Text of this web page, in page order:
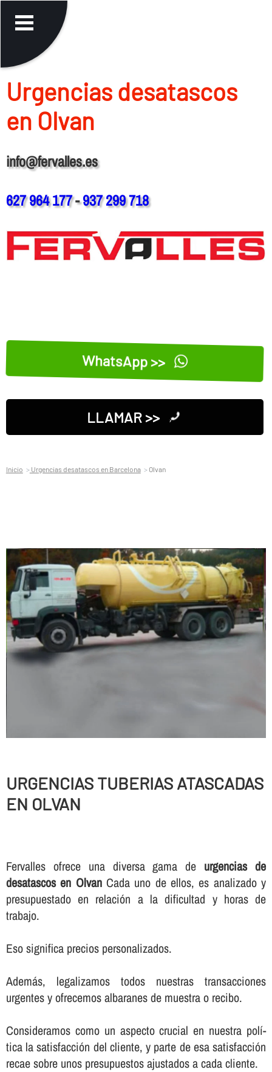
Urgencias desatascos
en Olvan
info@fervalles.es
627 964 177-937 299 718
WhatsApp >>
LLAMAR >>
Inicio Urgencias desatascos en Barcelona Olvan
URGENCIAS TUBERIAS ATASCADAS
EN OLVAN
Fervalles ofrece una diversa gama de urgencias de
desatascos en OlvanCada uno de ellos, es analizado y
presupuestado en relación a la dificultad y horas de
trabajo.
Eso significa precios personalizados.
Además, legalizamos todos nuestras transacciones
urgentes y ofrecemos albaranes de muestra o recibo.
Consideramos como un aspecto crucial en nuestra polí­
tica la satisfacción del cliente, y parte de esa satisfacción
recae sobre unos presupuestos ajustados a cada cliente.